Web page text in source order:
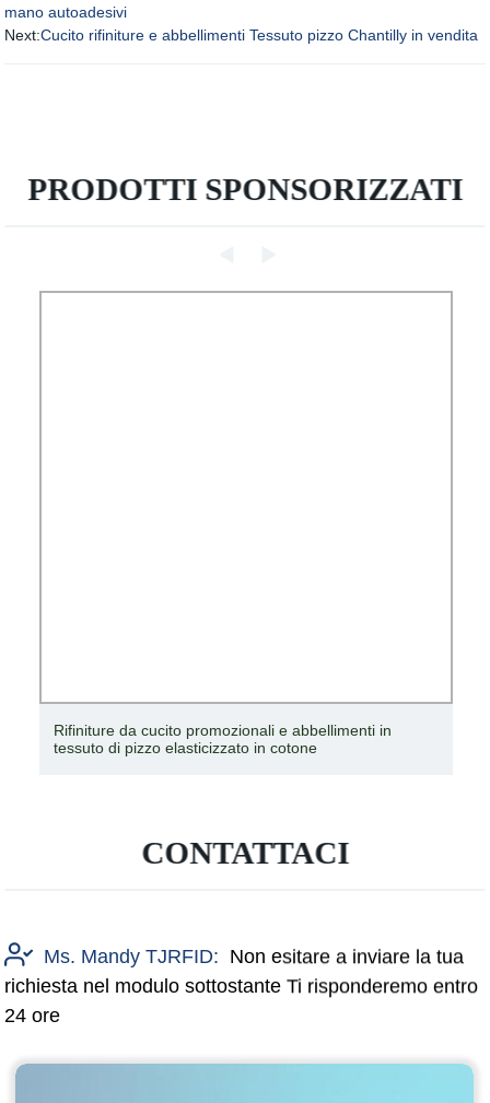
mano autoadesivi
Next:Cucito rifiniture e abbellimenti Tessuto pizzo Chantilly in vendita
PRODOTTI SPONSORIZZATI
Rifiniture da cucito promozionali e abbellimenti in
tessuto di pizzo elasticizzato in cotone
CONTATTACI
Ms. Mandy TJRFID: Non esitare a inviare la tua
richiesta nel modulo sottostante Ti risponderemo entro
24 ore